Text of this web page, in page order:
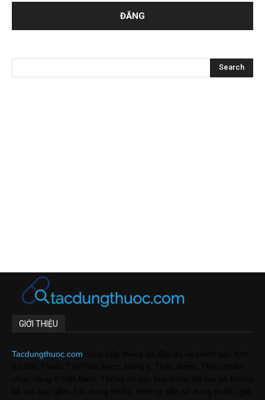
GIỚI THIỆU
Tacdungthuoc.com